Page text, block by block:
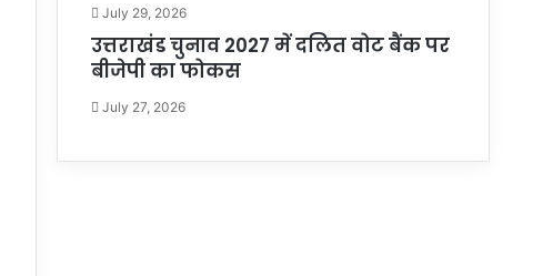
July 29, 2026
उत्तराखंड चुनाव 2027 में दलित वोट बैंक पर
बीजेपी का फोकस
July 27, 2026